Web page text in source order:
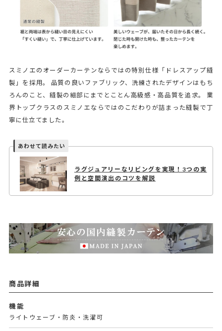
スミノエのオーダーカーテンならではの特別仕様「ドレスアップ縫
製」を採用。 品質の良いファブリック、洗練されたデザインはもち
ろんのこと、縫製の細部にまでとことん高級感・高品質を追求。 業
界トップクラスのスミノエならではのこだわりが詰まった縫製で丁
寧に仕立てました。
ラグジュアリーなリビングを実現！3つの実
例と空間演出のコツを解説
商品詳細
機能
ライトウェーブ・防炎・洗濯可